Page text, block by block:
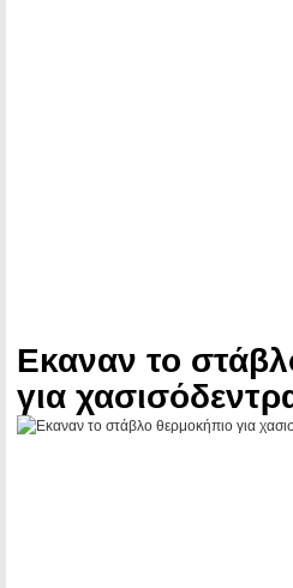
Εκαναν το
για